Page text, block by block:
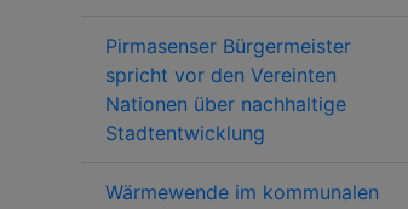
Pirmasenser Bürgermeister
spricht vor den Vereinten
Nationen über nachhaltige
Stadtentwicklung
Wärmewende im kommunalen